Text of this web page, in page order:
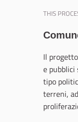
THIS
Il
e
tipo
terreni,